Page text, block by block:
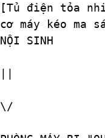
[Tủ điện tỏa
cơ máy kéo ma
NỘI SINH
||
\/